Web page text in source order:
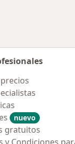
nuevo
gratuitos